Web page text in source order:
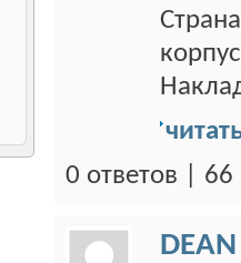
0 ответов |
DEAN